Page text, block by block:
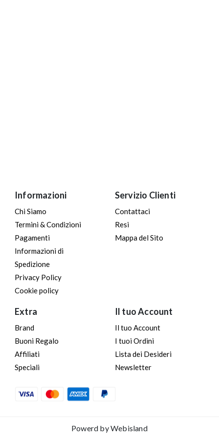
Informazioni
Chi Siamo
Termini & Condizioni
Pagamenti
Informazioni di
Spedizione
Privacy Policy
Cookie policy
Servizio Clienti
Contattaci
Resi
Mappa del Sito
Extra
Brand
Buoni Regalo
Affiliati
Speciali
Il tuo Account
Il tuo Account
I tuoi Ordini
Lista dei Desideri
Newsletter
Powerd byWebisland